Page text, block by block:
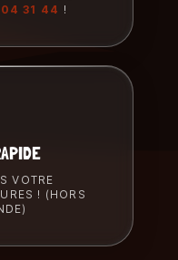
31 44 !
VOTRE
! (HORS